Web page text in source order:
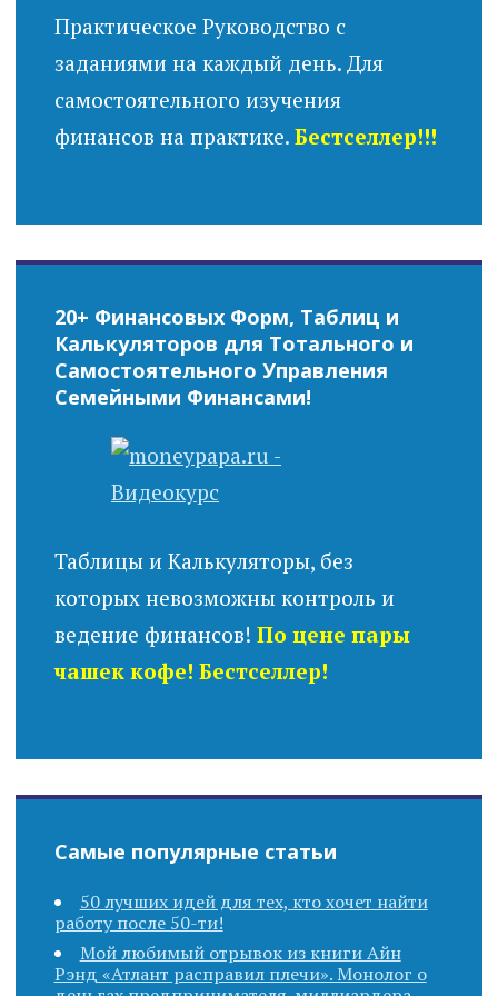
Практическое Руководство с
заданиями на каждый день. Для
самостоятельного изучения
финансов на практике. Бестселлер!!!
20+ Финансовых Форм, Таблиц и
Калькуляторов для Тотального и
Самостоятельного Управления
Семейными Финансами!
Таблицы и Калькуляторы, без
которых невозможны контроль и
ведение финансов! По цене пары
чашек кофе! Бестселлер!
Самые популярные статьи
50 лучших идей для тех, кто хочет найти
работу после 50-ти!
Мой любимый отрывок из книги Айн
Рэнд «Атлант расправил плечи». Монолог о